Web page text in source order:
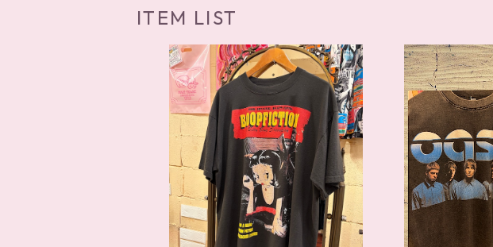
ITEM LIST
Pulp Fiction ✖️ Betty Boop Tシャツ
¥10,450
SOLD OUT